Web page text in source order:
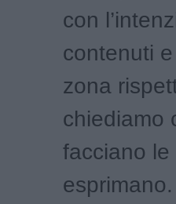
con
contenuti
zona
chiediamo
facciano